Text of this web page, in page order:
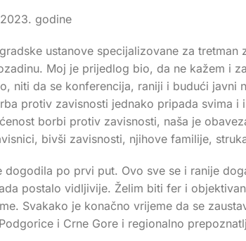
godine
ustanove specijalizovane za
Moj je prijedlog bio, da ne kažem i
niti da se konferencija, raniji i budući javni
protiv zavisnosti jednako pripada svima
borbi protiv zavisnosti, naša je
bivši zavisnosti, njihove familije,
po prvi put. Ovo sve se i ranije
postalo vidljivije. Želim biti fer i
Svakako je konačno vrijeme da se
i Crne Gore i regionalno